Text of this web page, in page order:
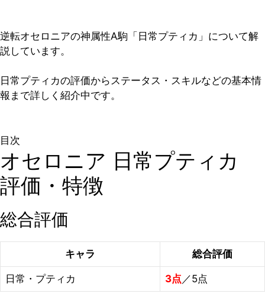
逆転オセロニアの神属性A駒「日常プティカ」について解
説しています。
日常プティカの評価からステータス・スキルなどの基本情
報まで詳しく紹介中です。
目次
オセロニア 日常プティカ
評価・特徴
総合評価
キャラ 総合評価
日常・プティカ 3点 ／5点